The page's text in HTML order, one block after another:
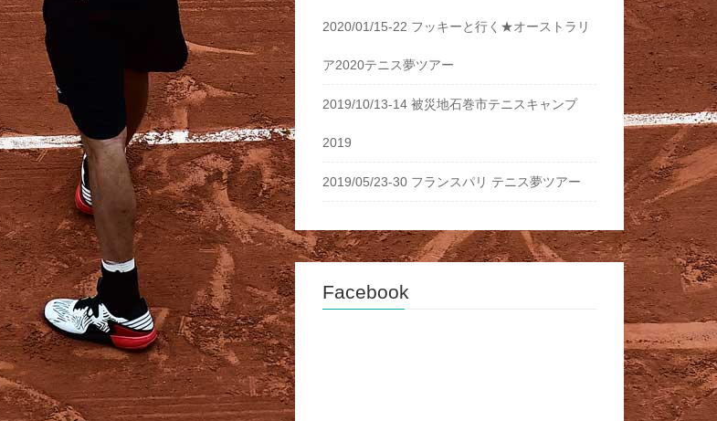
2020/01/15-22 フッキーと行く★オーストラリ
ア2020テニス夢ツアー
2019/10/13-14 被災地石巻市テニスキャンプ
2019
2019/05/23-30 フランスパリ テニス夢ツアー
Facebook